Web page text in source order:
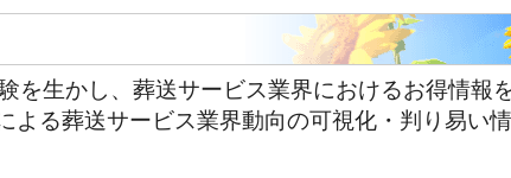
を生かし、葬送サービス業界におけるお得情報
る葬送サービス業界動向の可視化・判り易い